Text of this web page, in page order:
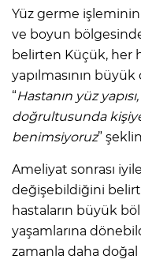
Yüz germe
ve boyun
belirten Küçük, her
yapılmasının büyük
“Hastanın yüz
doğrultusunda
benimsiyoruz”
Ameliyat sonrası
değişebildiğini
hastaların büyük
yaşamlarına
zamanla daha doğal